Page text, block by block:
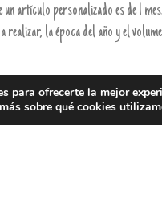
artículo personalizado es de 1 mes.
realizar, la época del año y el
para ofrecerte la mejor
sobre qué cookies